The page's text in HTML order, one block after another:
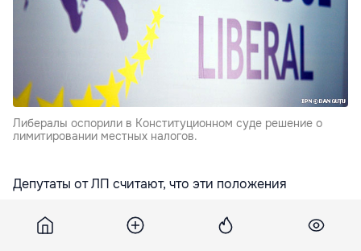
Либералы оспорили в Конституционном суде решение о
лимитировании местных налогов.
Депутаты от ЛП считают, что эти положения
большинство населенных пунктов страны лишены